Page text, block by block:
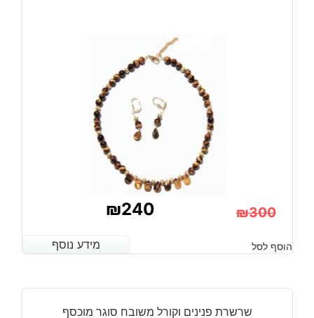
₪300
המקורי
היה:
₪300.
₪240
הנוכחי
הוא:
₪240.
מידע נוסף הוסף לסל מידע נוסף
שרשרת פנינים וקורל משובח סוגר מוכסף